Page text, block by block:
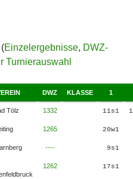
Einzelergebnisse, DWZ-
Turnierauswahl
DWZ KLASSE 1
Tölz 1332 11s1
1265 20w1
---- 9s1
1262 17s1